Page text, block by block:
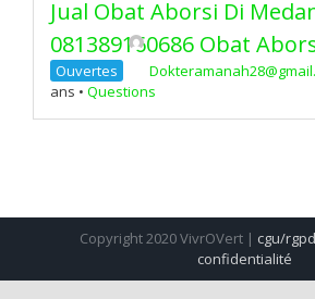
Jual Obat Aborsi Di
081389160686 Obat
Ouvertes
ans • Questions
Copyright 2020 VivrOVert | cgu/rgpd
confidentialité